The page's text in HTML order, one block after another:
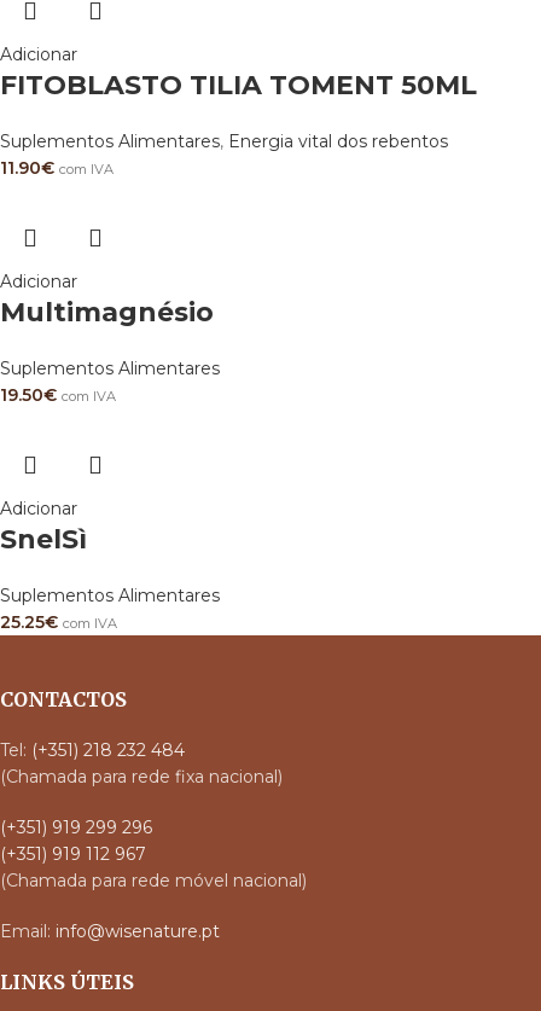
Adicionar
FITOBLASTO TILIA TOMENT 50ML
Suplementos Alimentares, Energia vital dos rebentos
11.90€ com IVA
Adicionar
Multimagnésio
Suplementos Alimentares
19.50€ com IVA
Adicionar
SnelSì
Suplementos Alimentares
25.25€ com IVA
CONTACTOS
Tel: (+351) 218 232 484
(Chamada para rede fixa nacional)
(+351) 919 299 296
(+351) 919 112 967
(Chamada para rede móvel nacional)
Email: info@wisenature.pt
LINKS ÚTEIS